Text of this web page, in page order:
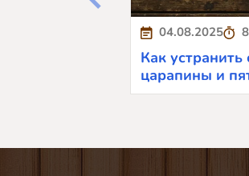
04.08.2025
Как устранить
царапины и
планкене